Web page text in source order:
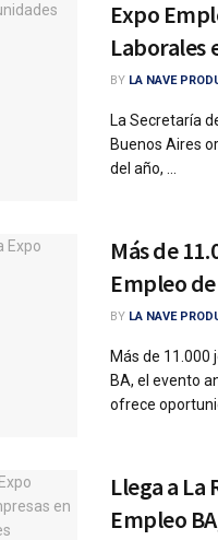
Expo
Laborales
BY LA NAVE
La Secretaría
Buenos Aires
del año, ...
Más de
Empleo
BY LA NAVE
Más de 11.000
BA, el evento
ofrece
Llega a La
Empleo